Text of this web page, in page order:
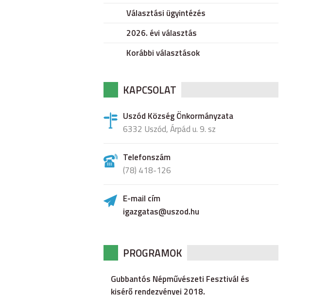
Választási ügyintézés
2026. évi választás
Korábbi választások
KAPCSOLAT
Uszód Község Önkormányzata
6332 Uszód, Árpád u. 9. sz
Telefonszám
(78) 418-126
E-mail cím
igazgatas@uszod.hu
PROGRAMOK
Gubbantós Népművészeti Fesztivál és
kisérő rendezvényei 2018.